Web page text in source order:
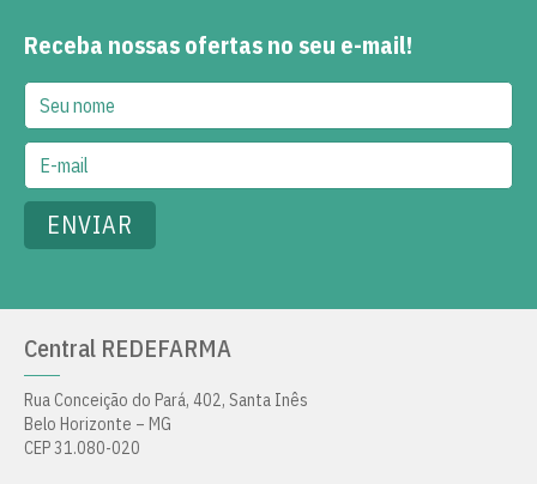
Receba nossas ofertas no seu e-mail!
Central REDEFARMA
Rua Conceição do Pará, 402, Santa Inês
Belo Horizonte – MG
CEP 31.080-020